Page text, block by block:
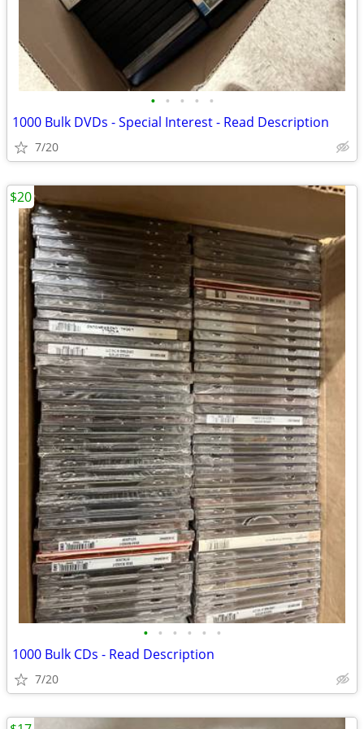
• • • • •
1000 Bulk DVDs - Special Interest - Read Description
7/20
• • • • • •
1000 Bulk CDs - Read Description
7/20
$20